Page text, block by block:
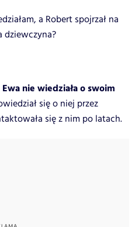
a Robert spojrzał na
dziewczyna?
Ewa nie wiedziała o swoim
się o niej przez
się z nim po latach.